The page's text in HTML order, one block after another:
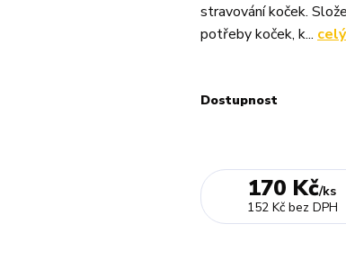
stravování koček.
potřeby koček, k...
Dostupnost
170 Kč/ks
152 Kč bez DPH